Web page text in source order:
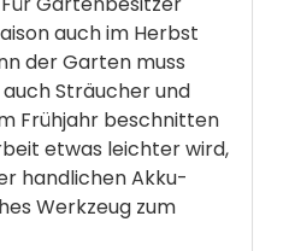
auch im Herbst
der Garten muss
Sträucher und
Frühjahr beschnitten
etwas leichter wird,
handlichen Akku-
Werkzeug zum